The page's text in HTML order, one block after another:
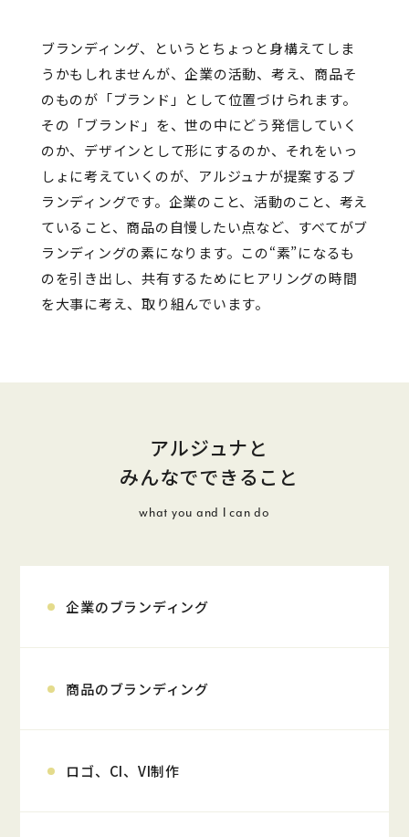
ブランディング、というとちょっと身構えてしま
うかもしれませんが、企業の活動、考え、商品そ
のものが「ブランド」として位置づけられます。
その「ブランド」を、世の中にどう発信していく
のか、デザインとして形にするのか、それをいっ
しょに考えていくのが、アルジュナが提案するブ
ランディングです。企業のこと、活動のこと、考え
ていること、商品の自慢したい点など、すべてがブ
ランディングの素になります。この“素”になるも
のを引き出し、共有するためにヒアリングの時間
を大事に考え、取り組んでいます。
アルジュナと
みんなでできること
what you and I can do
企業のブランディング
商品のブランディング
ロゴ、CI、VI制作